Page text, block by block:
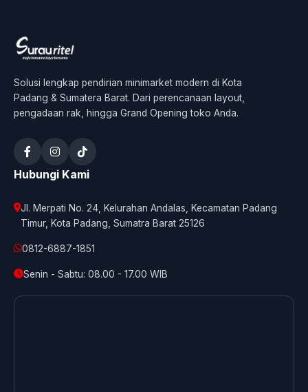
Solusi lengkap pendirian minimarket modern di Kota
Padang & Sumatera Barat. Dari perencanaan layout,
pengadaan rak, hingga Grand Opening toko Anda.
Hubungi Kami
Jl. Merpati No. 24, Kelurahan Andalas, Kecamatan Padang
Timur, Kota Padang, Sumatra Barat 25126
0812-6887-1851
Senin - Sabtu: 08.00 - 17.00 WIB